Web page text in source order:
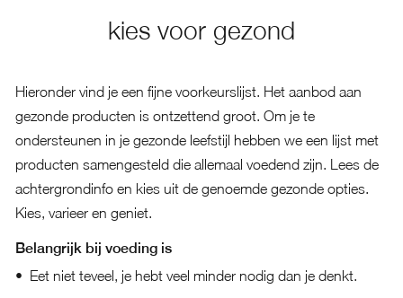
kies voor gezond
Hieronder vind je een fijne voorkeurslijst. Het aanbod aan
gezonde producten is ontzettend groot. Om je te
ondersteunen in je gezonde leefstijl hebben we een lijst met
producten samengesteld die allemaal voedend zijn. Lees de
achtergrondinfo en kies uit de genoemde gezonde opties.
Kies, varieer en geniet.
Belangrijk bij voeding is
Eet niet teveel, je hebt veel minder nodig dan je denkt.